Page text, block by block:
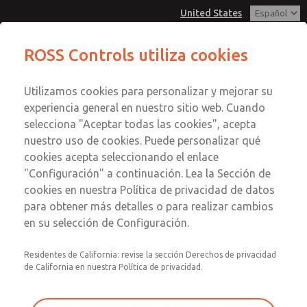
United States
Cuenta
Ver Carrito de Compra
Registrarse
Inscribirse
Serie MD3
MD353EDB2C32S
Enviar esta página por correo
electrónico
Servicio al Cliente
1-800-GET-ROSS
Servicio Tecnico
1-888-TEK-ROSS
ROSS Controls utiliza cookies
Utilizamos cookies para personalizar y mejorar su
experiencia general en nuestro sitio web. Cuando
selecciona "Aceptar todas las cookies", acepta
nuestro uso de cookies. Puede personalizar qué
cookies acepta seleccionando el enlace
"Configuración" a continuación. Lea la Sección de
cookies en nuestra Política de privacidad de datos
para obtener más detalles o para realizar cambios
en su selección de Configuración.
Residentes de California: revise la sección Derechos de privacidad
de California en nuestra Política de privacidad.